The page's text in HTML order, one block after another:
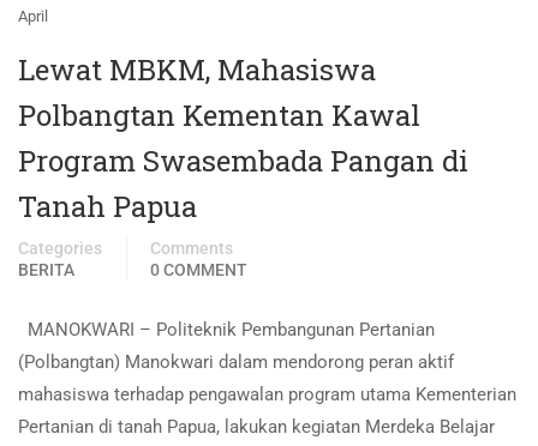
April
Lewat MBKM, Mahasiswa
Polbangtan Kementan Kawal
Program Swasembada Pangan di
Tanah Papua
Categories
BERITA
Comments
0 COMMENT
MANOKWARI – Politeknik Pembangunan Pertanian
(Polbangtan) Manokwari dalam mendorong peran aktif
mahasiswa terhadap pengawalan program utama Kementerian
Pertanian di tanah Papua, lakukan kegiatan Merdeka Belajar